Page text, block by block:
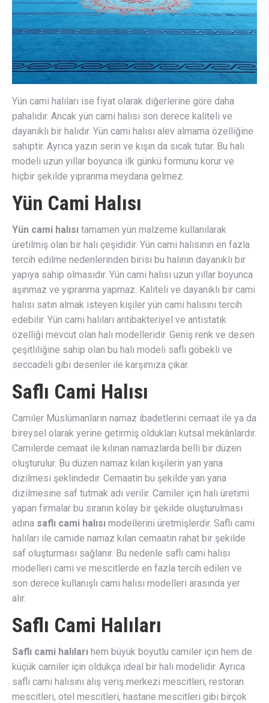
Yün cami halıları ise fiyat olarak diğerlerine göre daha
pahalıdır. Ancak yün cami halısı son derece kaliteli ve
dayanıklı bir halıdır. Yün cami halısı alev almama özelliğine
sahiptir. Ayrıca yazın serin ve kışın da sıcak tutar. Bu halı
modeli uzun yıllar boyunca ilk günkü formunu korur ve
hiçbir şekilde yıpranma meydana gelmez.
Yün Cami Halısı
Yün cami halısı tamamen yün malzeme kullanılarak
üretilmiş olan bir halı çeşididir. Yün cami halısının en fazla
tercih edilme nedenlerinden birisi bu halının dayanıklı bir
yapıya sahip olmasıdır. Yün cami halısı uzun yıllar boyunca
aşınmaz ve yıpranma yapmaz. Kaliteli ve dayanıklı bir cami
halısı satın almak isteyen kişiler yün cami halısını tercih
edebilir. Yün cami halıları antibakteriyel ve antistatik
özelliği mevcut olan halı modelleridir. Geniş renk ve desen
çeşitliliğine sahip olan bu halı modeli saflı göbekli ve
seccadeli gibi desenler ile karşımıza çıkar.
Saflı Cami Halısı
Camiler Müslümanların namaz ibadetlerini cemaat ile ya da
bireysel olarak yerine getirmiş oldukları kutsal mekânlardır.
Camilerde cemaat ile kılınan namazlarda belli bir düzen
oluşturulur. Bu düzen namaz kılan kişilerin yan yana
dizilmesi şeklindedir. Cemaatin bu şekilde yan yana
dizilmesine saf tutmak adı verilir. Camiler için halı üretimi
yapan firmalar bu sıranın kolay bir şekilde oluşturulması
adına saflı cami halısı modellerini üretmişlerdir. Saflı cami
halıları ile camide namaz kılan cemaatin rahat bir şekilde
saf oluşturması sağlanır. Bu nedenle saflı cami halısı
modelleri cami ve mescitlerde en fazla tercih edilen ve
son derece kullanışlı cami halısı modelleri arasında yer
alır.
Saflı Cami Halıları
Saflı cami halıları hem büyük boyutlu camiler için hem de
küçük camiler için oldukça ideal bir halı modelidir. Ayrıca
saflı cami halısını alış veriş merkezi mescitleri, restoran
mescitleri, otel mescitleri, hastane mescitleri gibi birçok